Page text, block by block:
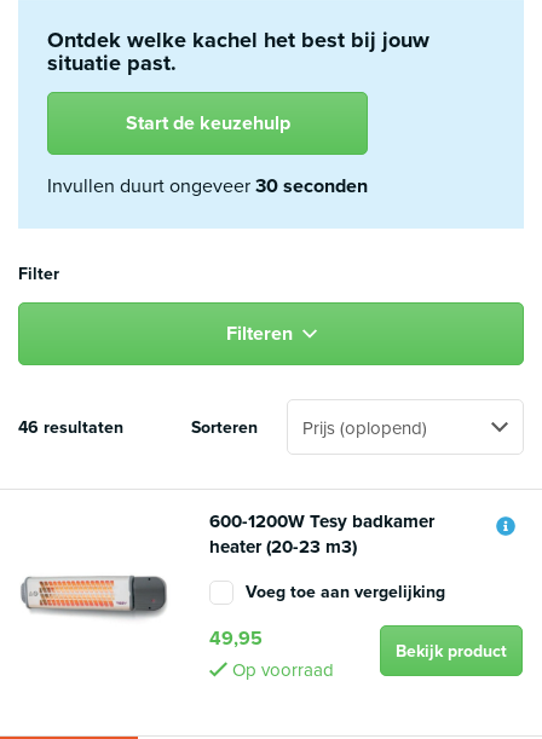
Ontdek welke kachel het best bij jouw
situatie past.
Start de keuzehulp
Invullen duurt ongeveer30 seconden
Filter
Filteren
46 resultaten Sorteren
600-1200W Tesy badkamer
heater (20-23 m3)
Voeg toe aan vergelijking
49,95
Op voorraad
Bekijk product